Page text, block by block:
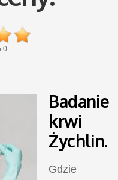
Badanie
krwi
Żychlin.
Gdzie